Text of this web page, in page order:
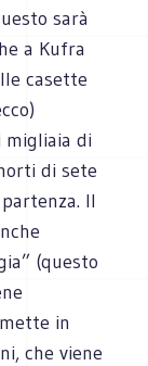
sarà
a Kufra
casette
di
di sete
Il
(questo
in
che viene